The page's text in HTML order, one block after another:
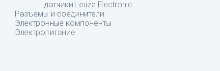
датчики Leuze Electronic
Разъемы и соединители
Электронные компоненты
Электропитание